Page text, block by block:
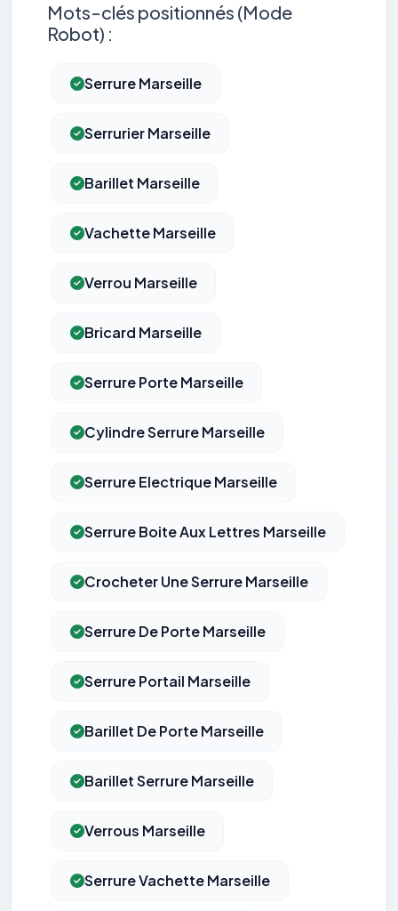
Mots-clés positionnés (Mode
Robot) :
Serrure Marseille
Serrurier Marseille
Barillet Marseille
Vachette Marseille
Verrou Marseille
Bricard Marseille
Serrure Porte Marseille
Cylindre Serrure Marseille
Serrure Electrique Marseille
Serrure Boite Aux Lettres Marseille
Crocheter Une Serrure Marseille
Serrure De Porte Marseille
Serrure Portail Marseille
Barillet De Porte Marseille
Barillet Serrure Marseille
Verrous Marseille
Serrure Vachette Marseille